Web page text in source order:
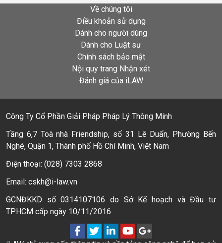
Về chúng tôi
Điều khoản sử dụng
Dành cho người dùng
Dành cho Luật sư
Chính sách bảo mật
Nội quy trang Nhận xét
Đánh giá của iLAW
Công Ty Cổ Phần Giải Pháp Pháp Lý Thông Minh
Tầng 6,7 Toà nhà Friendship, số 31 Lê Duẩn, Phường Bến
Nghé, Quận 1, Thành phố Hồ Chí Minh, Việt Nam
Điện thoại: (028) 7303 2868
Email: cskh@i-law.vn
GCNĐKKD số 0314107106 do Sở Kế hoạch và Đầu tư
TPHCM cấp ngày 10/11/2016